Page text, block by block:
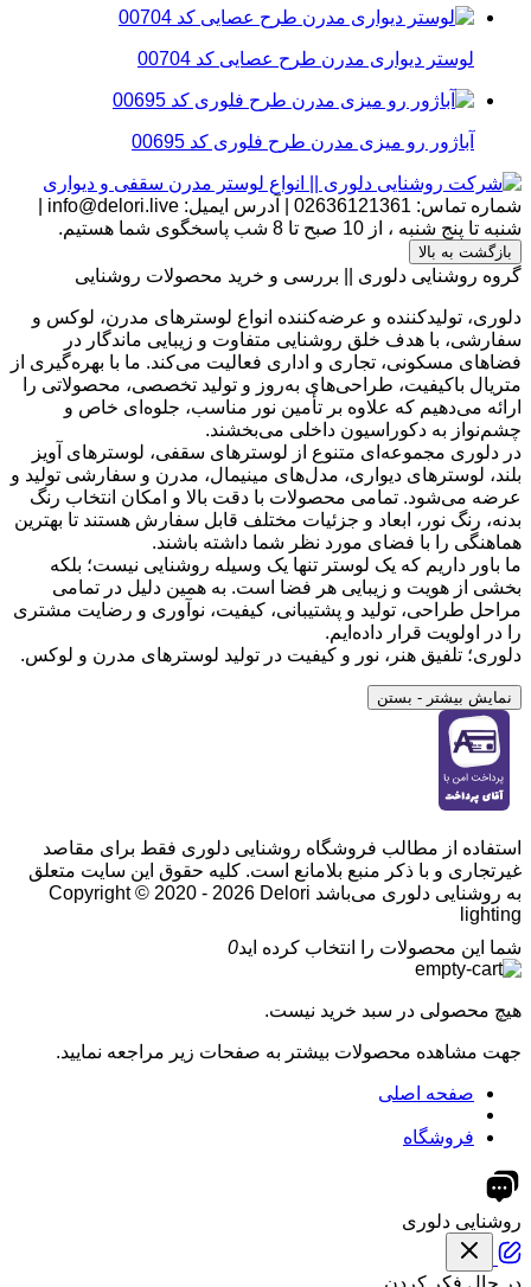
لوستر دیواری مدرن طرح عصایی کد 00704
آباژور رو میزی مدرن طرح فلوری کد 00695
شماره تماس: 02636121361 آدرس ایمیل: info@delori.live
شنبه تا پنج شنبه ، از 10 صبح تا 8 شب پاسخگوی شما هستیم.
بازگشت به بالا
گروه روشنایی دلوری || بررسی و خرید محصولات روشنایی
دلوری، تولیدکننده و عرضه‌کننده انواع لوسترهای مدرن، لوکس و
سفارشی، با هدف خلق روشنایی متفاوت و زیبایی ماندگار در
فضاهای مسکونی، تجاری و اداری فعالیت می‌کند. ما با بهره‌گیری از
متریال باکیفیت، طراحی‌های به‌روز و تولید تخصصی، محصولاتی را
ارائه می‌دهیم که علاوه بر تأمین نور مناسب، جلوه‌ای خاص و
چشم‌نواز به دکوراسیون داخلی می‌بخشند.
در دلوری مجموعه‌ای متنوع از لوسترهای سقفی، لوسترهای آویز
بلند، لوسترهای دیواری، مدل‌های مینیمال، مدرن و سفارشی تولید و
عرضه می‌شود. تمامی محصولات با دقت بالا و امکان انتخاب رنگ
بدنه، رنگ نور، ابعاد و جزئیات مختلف قابل سفارش هستند تا بهترین
هماهنگی را با فضای مورد نظر شما داشته باشند.
ما باور داریم که یک لوستر تنها یک وسیله روشنایی نیست؛ بلکه
بخشی از هویت و زیبایی هر فضا است. به همین دلیل در تمامی
مراحل طراحی، تولید و پشتیبانی، کیفیت، نوآوری و رضایت مشتری
را در اولویت قرار داده‌ایم.
دلوری؛ تلفیق هنر، نور و کیفیت در تولید لوسترهای مدرن و لوکس.
نمایش بیشتر - بستن
استفاده از مطالب فروشگاه روشنایی دلوری فقط برای مقاصد
غیرتجاری و با ذکر منبع بلامانع است. کلیه حقوق این سایت متعلق
به روشنایی دلوری می‌باشد Copyright © 2020 - 2026 Delori
lighting
شما این محصولات را انتخاب کرده اید0
هیچ محصولی در سبد خرید نیست.
جهت مشاهده محصولات بیشتر به صفحات زیر مراجعه نمایید.
صفحه اصلی
فروشگاه
روشنایی دلوری